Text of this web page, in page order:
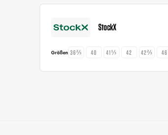
StockX
Größen 36⅔ 40 41⅓ 42 42⅔ 46